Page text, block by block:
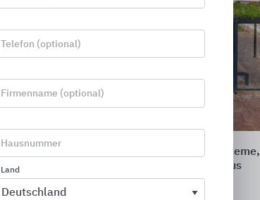
Stadtmobiliar: Fahrradparksysteme,
Mobiliar und Überdachungen aus
Stahl und Holz
Telefon (optional)
Firmenname (optional)
Hausnummer
Land